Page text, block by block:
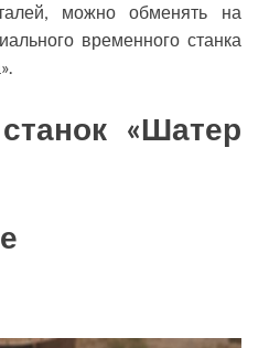
можно обменять на
временного станка
«Шатер